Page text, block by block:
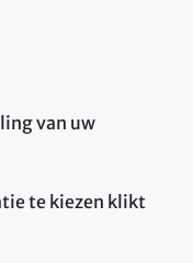
van uw
te kiezen klikt